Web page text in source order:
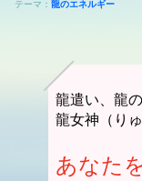
テーマ： 龍のエネルギー
龍遣い、龍
龍女神（り
あなた